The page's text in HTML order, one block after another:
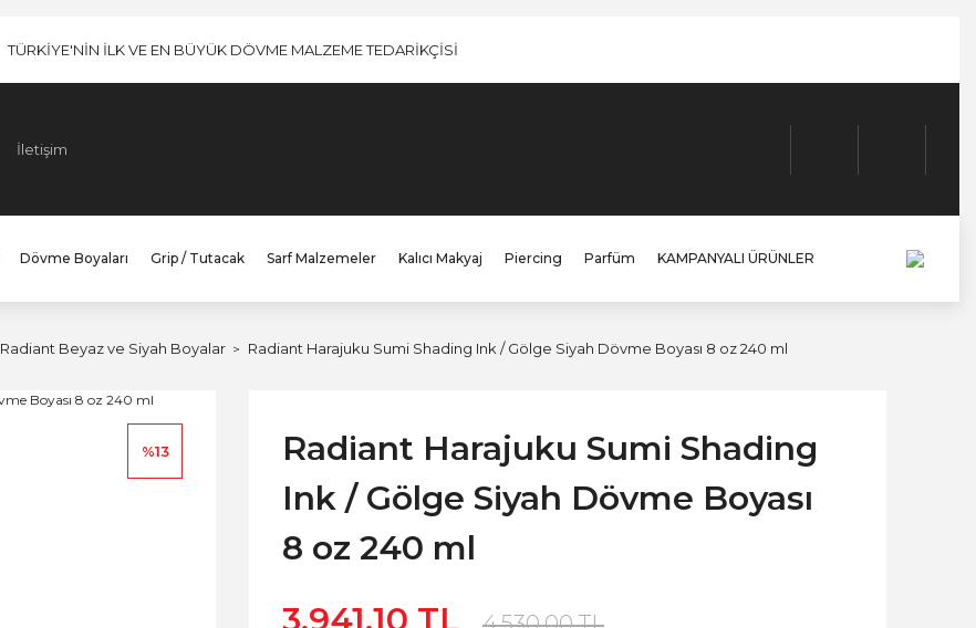
TÜRKİYE'NİN İLK VE EN BÜYÜK DÖVME MALZEME TEDARİKÇİSİ
İletişim
Dövme Boyaları Grip / Tutacak Sarf Malzemeler Kalıcı Makyaj Piercing Parfüm KAMPANYALI ÜRÜNLER
Radiant Beyaz ve Siyah Boyalar Radiant Harajuku Sumi Shading Ink / Gölge Siyah Dövme Boyası 8 oz 240 ml
%13
Radiant Harajuku Sumi Shading
Ink / Gölge Siyah Dövme Boyası
8 oz 240 ml
3.941,10 TL